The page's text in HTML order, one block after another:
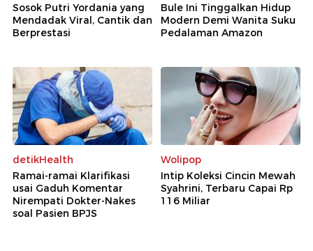
Sosok Putri Yordania yang
Mendadak Viral, Cantik dan
Berprestasi
Bule Ini Tinggalkan Hidup
Modern Demi Wanita Suku
Pedalaman Amazon
detikHealth
Ramai-ramai Klarifikasi
usai Gaduh Komentar
Nirempati Dokter-Nakes
soal Pasien BPJS
Wolipop
Intip Koleksi Cincin Mewah
Syahrini, Terbaru Capai Rp
116 Miliar